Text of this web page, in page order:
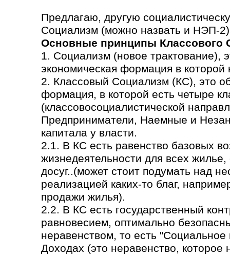
Предлагаю, другую
Социализм (можно назвать и НЭП-
Основные принципы Классового
1. Социализм (новое трактование),
экономическая формация в которой
2. Классовый Социализм (КС), это
формация, в которой есть четыре
(классовосоциалистической
Предприниматели, Наемные и
капитала у власти.
2.1. В КС есть равенство базовых
жизнедеятельности для всех
досуг..(может стоит подумать над
реализацией каких-то благ,
продажи жилья).
2.2. В КС есть государственный
равновесием, оптимально
неравенством, то есть
Доходах (это неравенство,